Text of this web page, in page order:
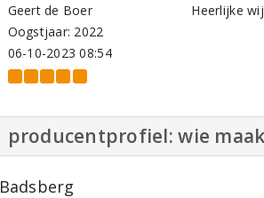
Geert de Boer
Oogstjaar: 2022
06-10-2023 08:54
Heerlijke
producentprofiel: wie
Badsberg